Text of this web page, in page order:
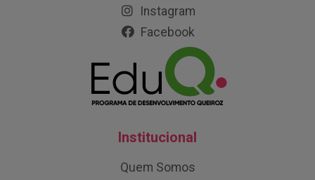
Instagram
Facebook
Institucional
Quem Somos